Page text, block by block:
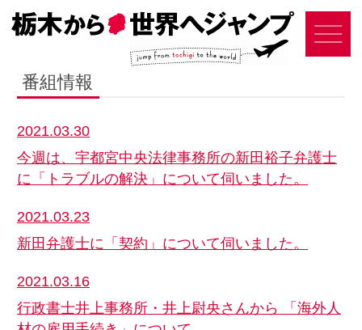
番組情報
2021.03.30
今週は、宇都宮中央法律事務所の新田裕子弁護士
に「トラブルの解決」について伺いました。
2021.03.23
新田弁護士に「契約」について伺いました。
2021.03.16
行政書士井上事務所・井上尉央さんから 「海外人